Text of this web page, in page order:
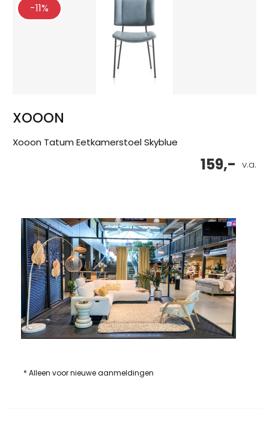
-11%
XOOON
Xooon Tatum Eetkamerstoel Skyblue
v.a.
159,-
* Alleen voor nieuwe aanmeldingen